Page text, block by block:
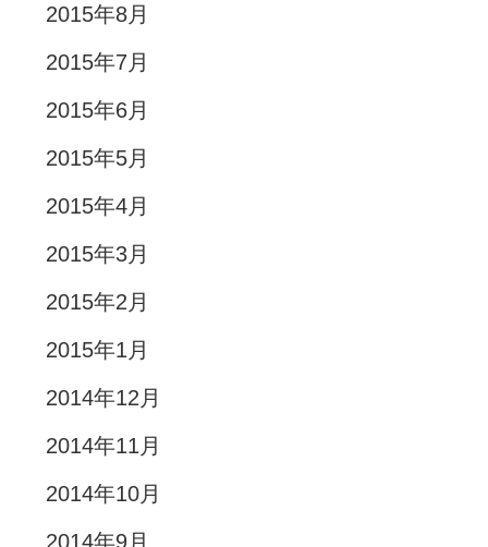
2015年8月
2015年7月
2015年6月
2015年5月
2015年4月
2015年3月
2015年2月
2015年1月
2014年12月
2014年11月
2014年10月
2014年9月